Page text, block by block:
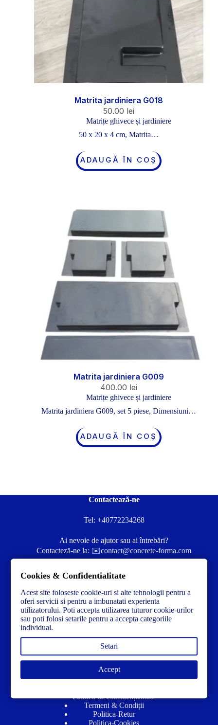
Matrita jardiniera G018
50.00 lei
Matrițe ghivece și jardiniere
50 x 20 x 4 cm, Matrita…
ADAUGĂ ÎN COȘ
Matrita jardiniera G009
400.00 lei
Matrițe ghivece și jardiniere
Matrita jardiniera G009, set 5 piese, Dimensiuni…
ADAUGĂ ÎN COȘ
Contactează-ne
Tel: +40772234268
Ai nevoie de ajutor sau ai întrebări?
Contacteză-ne la: ✉️contact@concrete-forma.com
Str. Dacia Nr 12 Ineu, Arad 315300 Romania
Politică de confidențialitate
Termeni & Condiții
Politica-Retur
Politica-Cookies
Cookies & Confidentialitate
Acest site foloseste cookie-uri si alte tehnologii pentru a
oferi servicii si pentru a imbunatati experienta
utilizatorului. Poti accepta utilizarea tuturor cookie-urilor
sau poti folosi setarile pentru a accepta categoriile
individual.
Setari
Accept